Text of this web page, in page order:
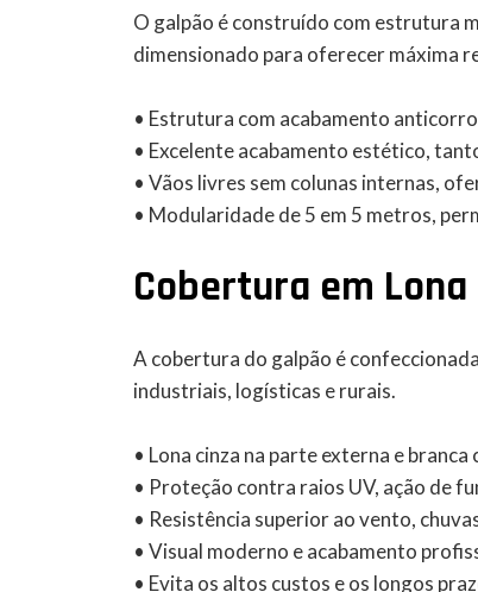
O galpão é construído com estrutura
dimensionado para oferecer máxima
• Estrutura com acabamento
• Excelente acabamento estético,
• Vãos livres sem colunas internas,
• Modularidade de 5 em 5 metros,
Cobertura em Lona
A cobertura do galpão é
industriais, logísticas e rurais.
• Lona cinza na parte externa e
• Proteção contra raios UV, ação de
• Resistência superior ao vento,
• Visual moderno e acabamento
• Evita os altos custos e os longos